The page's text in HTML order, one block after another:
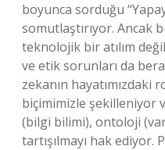
boyunca sorduğu
somutlaştırıyor. Ancak
teknolojik bir atılım
ve etik sorunları da
zekanın hayatımızdaki
biçimimizle şekilleniyor
(bilgi bilimi), ontoloji
tartışılmayı hak ediyor.